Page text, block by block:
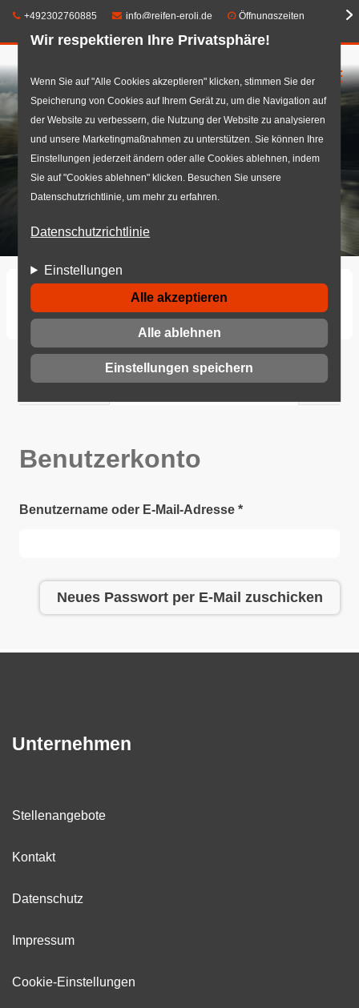
Wir respektieren Ihre Privatsphäre!
Wenn Sie auf "Alle Cookies akzeptieren" klicken, stimmen Sie der
Speicherung von Cookies auf Ihrem Gerät zu, um die Navigation auf
der Website zu verbessern, die Nutzung der Website zu analysieren
und unsere Marketingmaßnahmen zu unterstützen. Sie können Ihre
Einstellungen jederzeit ändern oder alle Cookies ablehnen, indem
Sie auf "Cookies ablehnen" klicken. Besuchen Sie unsere
Datenschutzrichtlinie, um mehr zu erfahren.
Datenschutzrichtlinie
Einstellungen
Alle akzeptieren
Alle ablehnen
Einstellungen speichern
Direkt
zum
Inhalt
Telefon:
+492302760885 E-Mail:info@reifen-eroli.de Öffnungszeiten
☰
Startseite
Benutzerkonto
Neues Passwort anfordern
Haupt-
Neues Passwort anfordern
(aktiver
Reiter)
Benutzerkonto
Benutzername oder E-Mail-Adresse *
Neues Passwort per E-Mail zuschicken
Unternehmen
Stellenangebote
Kontakt
Datenschutz
Impressum
Cookie-Einstellungen